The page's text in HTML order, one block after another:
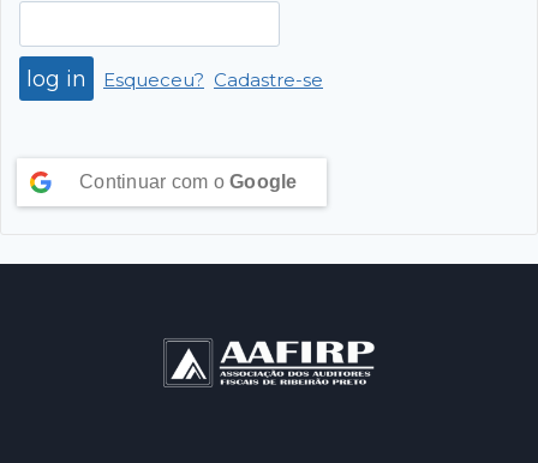
Esqueceu? Cadastre-se
Continuar com o Google